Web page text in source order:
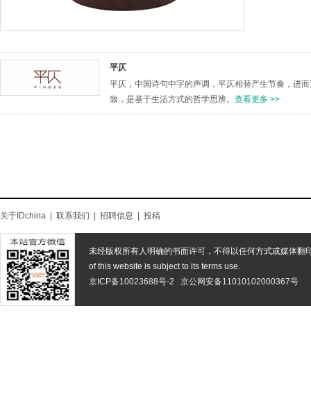
平仄
平仄，中国诗句中字的声调，平仄相替产生节奏，进
致，是基于生活方式的哲学思辨。 查看更多 >>
关于IDchina 联系我们 招聘信息 投稿
未经版权所有人明确的书面许可，不得以任何方式或媒体翻
of this website is subject to its terms use.
京ICP备10023688号-2
京公网安备11010102000367号